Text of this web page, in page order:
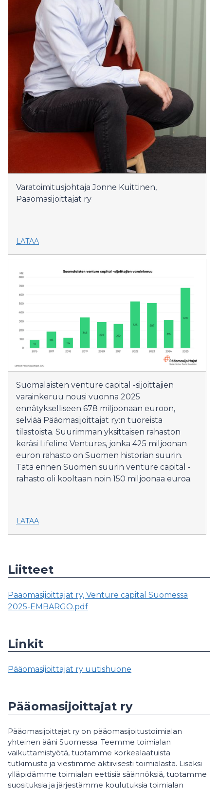
Varatoimitusjohtaja Jonne Kuittinen,
Pääomasijoittajat ry
LATAA
Suomalaisten venture capital -sijoittajien
varainkeruu nousi vuonna 2025
ennätykselliseen 678 miljoonaan euroon,
selviää Pääomasijoittajat ry:n tuoreista
tilastoista. Suurimman yksittäisen rahaston
keräsi Lifeline Ventures, jonka 425 miljoonan
euron rahasto on Suomen historian suurin.
Tätä ennen Suomen suurin venture capital -
rahasto oli kooltaan noin 150 miljoonaa euroa.
LATAA
Liitteet
Pääomasijoittajat ry, Venture capital Suomessa
2025-EMBARGO.pdf
Linkit
Pääomasijoittajat ry uutishuone
Pääomasijoittajat ry
Pääomasijoittajat ry on pääomasijoitustoimialan
yhteinen ääni Suomessa. Teemme toimialan
vaikuttamistyötä, tuotamme korkealaatuista
tutkimusta ja viestimme aktiivisesti toimialasta. Lisäksi
ylläpidämme toimialan eettisiä säännöksiä, tuotamme
suosituksia ja järjestämme koulutuksia toimialan